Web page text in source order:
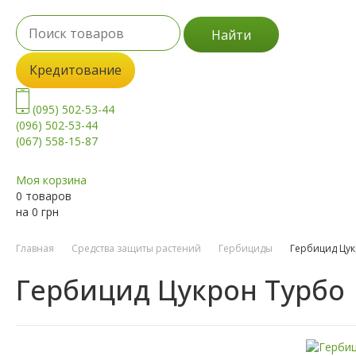
Найти
Кредитование
(095) 502-53-44
(096) 502-53-44
(067) 558-15-87
Моя корзина
0 товаров
на 0 грн
Главная Средства защиты растений Гербициды Гербицид
Гербицид Цукрон Турбо